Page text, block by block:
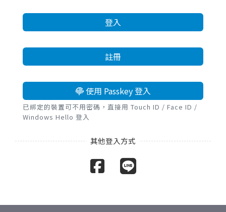
登入
註冊
使用 Passkey 登入
已綁定的裝置可不用密碼，直接用 Touch ID / Face ID /
Windows Hello 登入